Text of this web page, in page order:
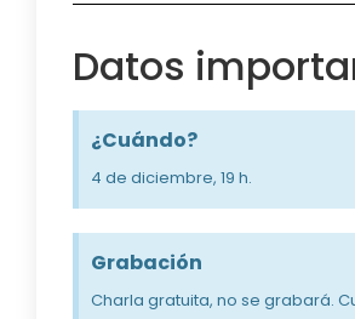
Datos
¿Cuándo?
4 de diciembre, 19 h.
Grabación
Charla gratuita, no se grabará.